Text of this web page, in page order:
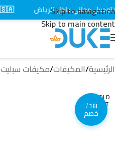
Skip to navigation
Skip to main content
الرئيسية/المكيفات/مكيفات سبليت
SOLD
OUT٪18
خصم
مجاني داخل الرياض 🇸🇦 شركة دوك الوكيل المعتمد بالسعودية